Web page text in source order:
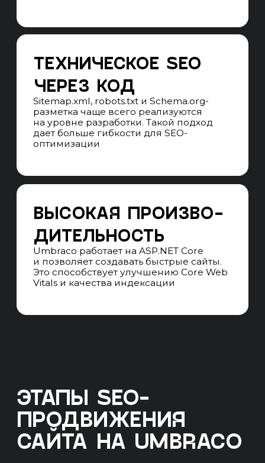
СЕГМЕНТАЦИЯ АУДИТОРИИ
и каналам привлечения для оценки
эффективности структуры сайта
НАСТРОЙКА СКВОЗНОЙ
АНАЛИТИКИ
Связываем данные SEO-трафика
с CRM, формами Umbraco, звонками
и заявками для оценки реальной
эффективности продвижения
пользователей в рамках структуры
02. ВНУТРЕННЯЯ
ОПТИМИЗАЦИЯ